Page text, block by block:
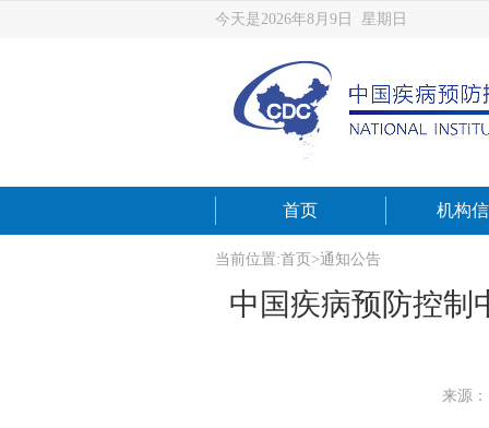
今天是2026年8月9日 星期日
首页 机构
当前位置:首页 >通知公告
中国疾病预防控制
来源